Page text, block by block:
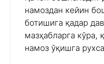
намоздан кейин
ботишига қадар
мазҳабларга кўра,
намоз ўқишга